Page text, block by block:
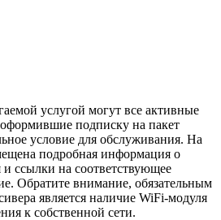
услугой могут все активные
подписку на пакет
условие для обслуживания. На
подробная информация о
и ссылки на соответствующее
Обратите внимание, обязательным
является наличие WiFi-модуля
к собственной сети.